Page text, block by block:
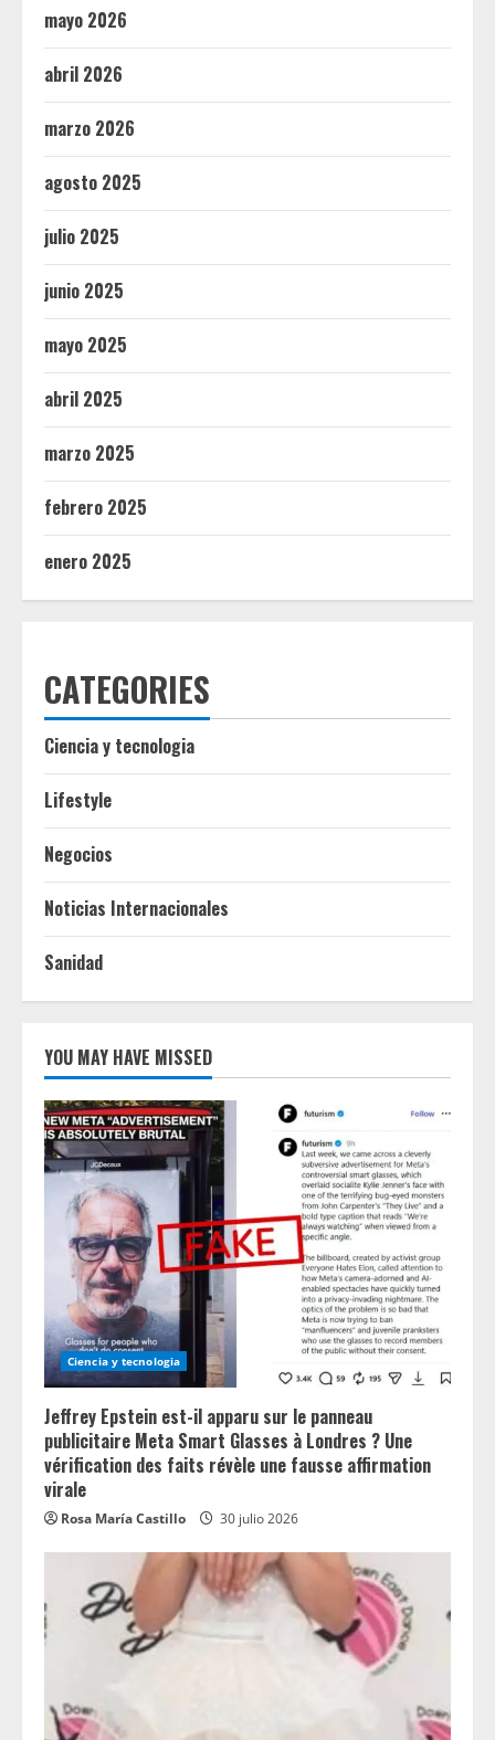
mayo 2026
abril 2026
marzo 2026
agosto 2025
julio 2025
junio 2025
mayo 2025
abril 2025
marzo 2025
febrero 2025
enero 2025
CATEGORIES
Ciencia y tecnologia
Lifestyle
Negocios
Noticias Internacionales
Sanidad
YOU MAY HAVE MISSED
Ciencia y tecnologia
Jeffrey Epstein est-il apparu sur le panneau
publicitaire Meta Smart Glasses à Londres ? Une
vérification des faits révèle une fausse affirmation
virale
Rosa María Castillo 30 julio 2026